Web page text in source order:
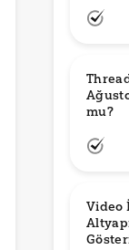
mu?
Video